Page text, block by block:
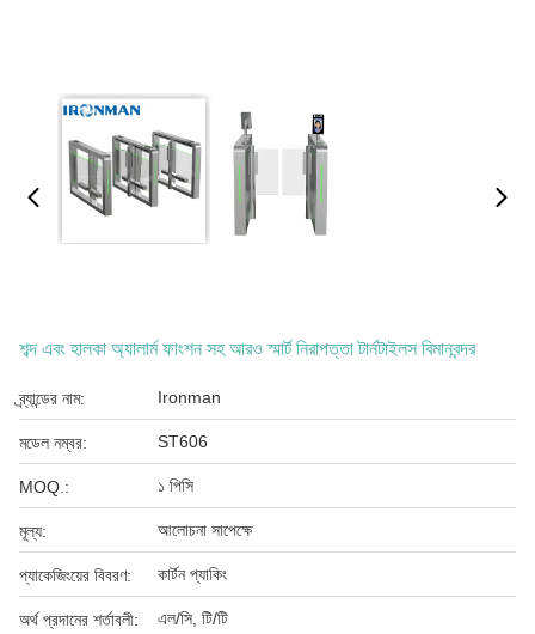
শব্দ এবং হালকা অ্যালার্ম ফাংশন সহ আরও স্মার্ট নিরাপত্তা টার্নটাইলস বিমানবন্দর
ব্র্যান্ডের নাম: Ironman
মডেল নম্বর: ST606
MOQ.: ১ পিসি
মূল্য: আলোচনা সাপেক্ষে
প্যাকেজিংয়ের বিবরণ: কার্টন প্যাকিং
অর্থ প্রদানের শর্তাবলী: এল/সি, টি/টি